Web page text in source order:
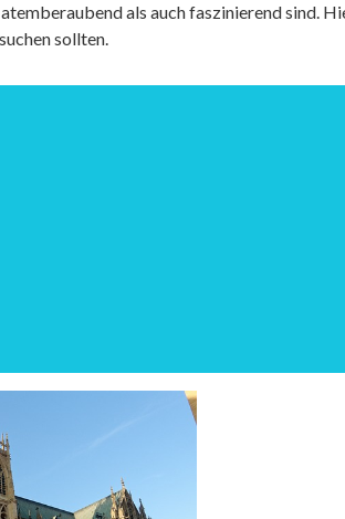
als auch faszinierend sind.
sollten.